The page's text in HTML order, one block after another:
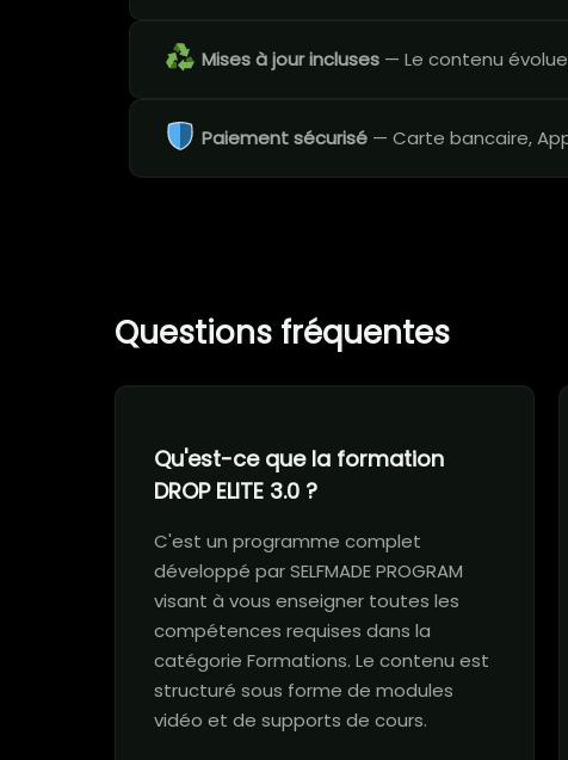
Mises à jour incluses — Le contenu
Paiement sécurisé — Carte bancaire,
Questions fréquentes
Qu'est-ce que la formation
DROP ELITE 3.0 ?
C'est un programme complet
développé par SELFMADE PROGRAM
visant à vous enseigner toutes les
compétences requises dans la
catégorie Formations. Le contenu est
structuré sous forme de modules
vidéo et de supports de cours.